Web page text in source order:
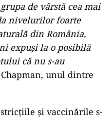
de vârstă cea mai
nivelurilor foarte
din România,
expuși la o posibilă
că nu s-au
unul dintre
și vaccinările s-